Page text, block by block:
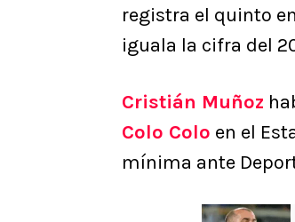
registra el quinto
iguala la cifra del
Cristián Muñoz
Colo Colo en el
mínima ante